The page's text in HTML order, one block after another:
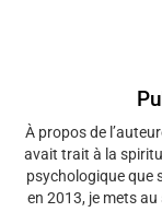
À propos de
avait trait à la
psychologique que
en 2013, je mets